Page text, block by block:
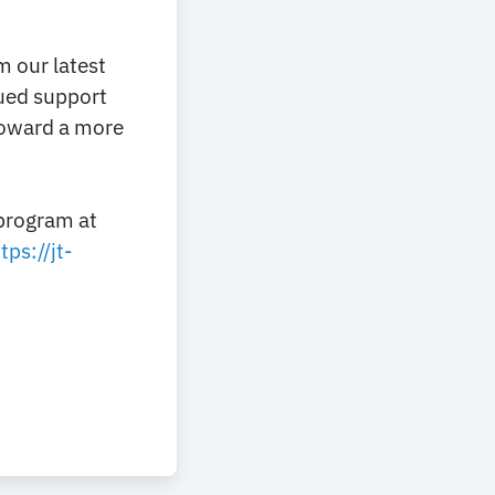
our latest
support
a more
at
jt-